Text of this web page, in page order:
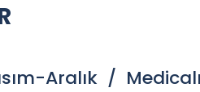
Aralık /